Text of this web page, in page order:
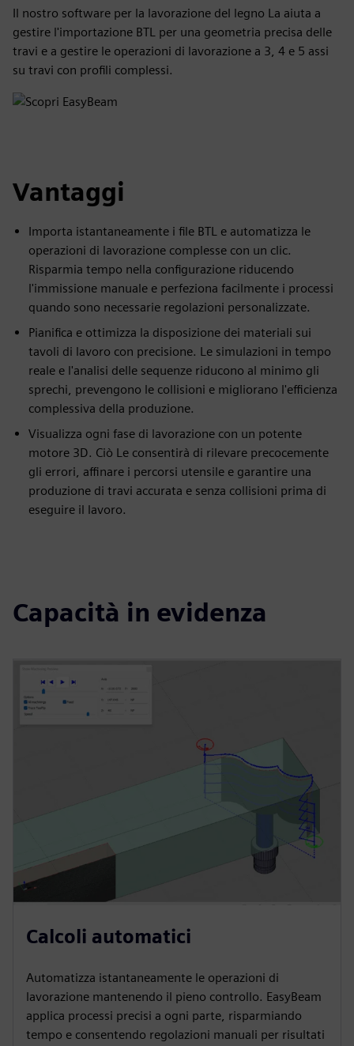
Il nostro software per la lavorazione del legno La aiuta a
gestire l'importazione BTL per una geometria precisa delle
travi e a gestire le operazioni di lavorazione a 3, 4 e 5 assi
su travi con profili complessi.
Vantaggi
Importa istantaneamente i file BTL e automatizza le
operazioni di lavorazione complesse con un clic.
Risparmia tempo nella configurazione riducendo
l'immissione manuale e perfeziona facilmente i processi
quando sono necessarie regolazioni personalizzate.
Pianifica e ottimizza la disposizione dei materiali sui
tavoli di lavoro con precisione. Le simulazioni in tempo
reale e l'analisi delle sequenze riducono al minimo gli
sprechi, prevengono le collisioni e migliorano l'efficienza
complessiva della produzione.
Visualizza ogni fase di lavorazione con un potente
motore 3D. Ciò Le consentirà di rilevare precocemente
gli errori, affinare i percorsi utensile e garantire una
produzione di travi accurata e senza collisioni prima di
eseguire il lavoro.
Capacità in evidenza
Calcoli automatici
Automatizza istantaneamente le operazioni di
lavorazione mantenendo il pieno controllo. EasyBeam
applica processi precisi a ogni parte, risparmiando
tempo e consentendo regolazioni manuali per risultati